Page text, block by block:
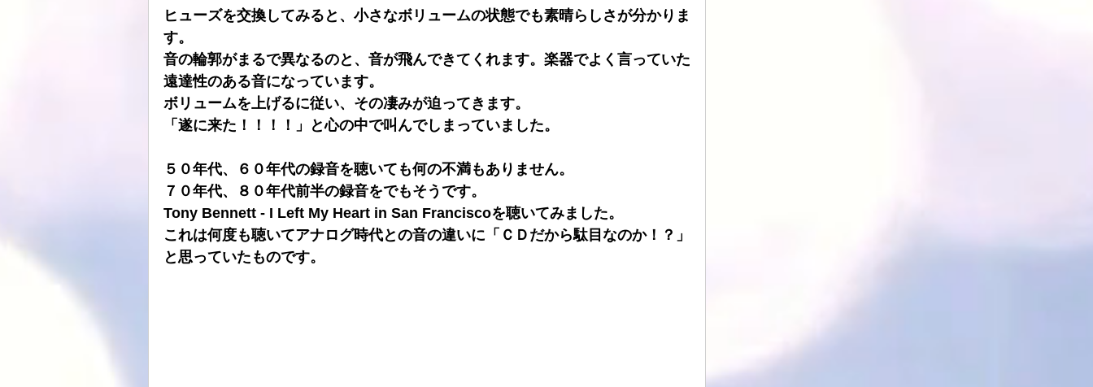
ヒューズを交換してみると、小さなボリュームの状態でも素晴らしさが分かりま
す。
音の輪郭がまるで異なるのと、音が飛んできてくれます。楽器でよく言っていた
遠達性のある音になっています。
ボリュームを上げるに従い、その凄みが迫ってきます。
「遂に来た！！！！」と心の中で叫んでしまっていました。
５０年代、６０年代の録音を聴いても何の不満もありません。
７０年代、８０年代前半の録音をでもそうです。
Tony Bennett - I Left My Heart in San Franciscoを聴いてみました。
これは何度も聴いてアナログ時代との音の違いに「ＣＤだから駄目なのか！？」
と思っていたものです。